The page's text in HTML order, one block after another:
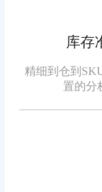
效率。同
高订单处
人为错误。
四、良
尽管旺店
存在一些
特殊情况
库存
精细到仓到
置的分